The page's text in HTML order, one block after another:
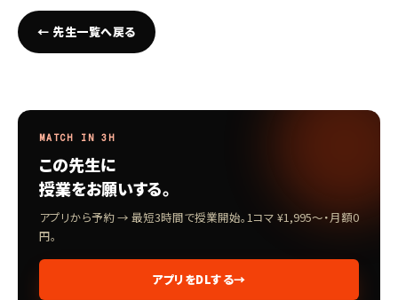
← 先生一覧へ戻る
MATCH IN 3H
この先生に
授業をお願いする。
アプリから予約 → 最短3時間で授業開始。1コマ ¥1,995〜・月額0
円。
アプリをDLする→